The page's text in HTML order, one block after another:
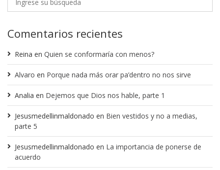
Comentarios recientes
Reina en Quien se conformaría con menos?
Alvaro en Porque nada más orar pa’dentro no nos sirve
Analia en Dejemos que Dios nos hable, parte 1
Jesusmedellinmaldonado en Bien vestidos y no a medias,
parte 5
Jesusmedellinmaldonado en La importancia de ponerse de
acuerdo